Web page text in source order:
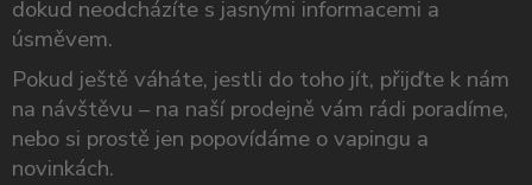
dokud neodcházíte s jasnými informacemi a
úsměvem.
Pokud ještě váháte, jestli do toho jít, přijďte k nám
na návštěvu – na naší prodejně vám rádi poradíme,
nebo si prostě jen popovídáme o vapingu a
novinkách.